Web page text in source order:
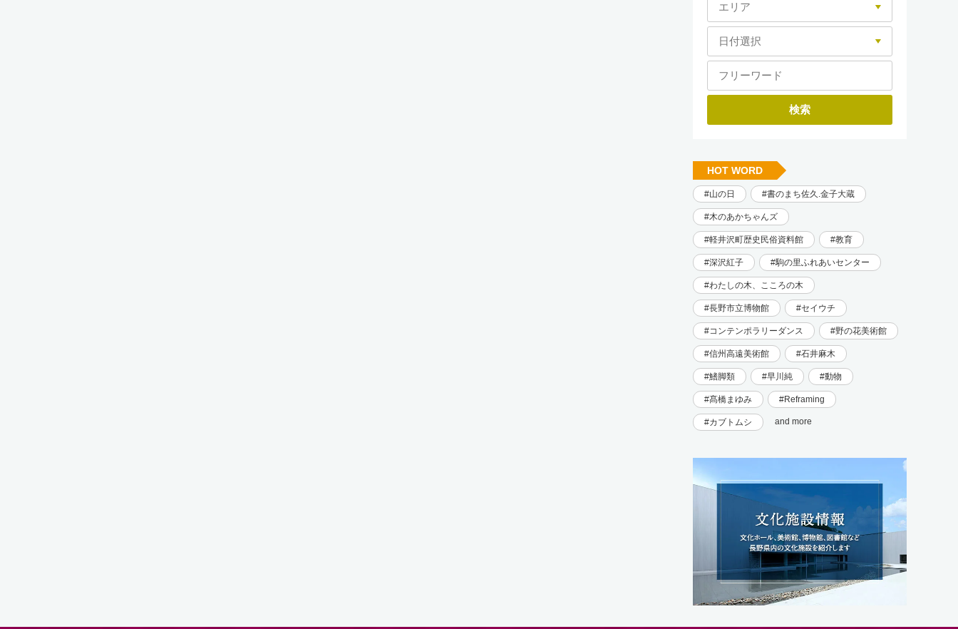
HOT WORD
山の日 書のまち佐久.金子大蔵
木のあかちゃんズ
軽井沢町歴史民俗資料館 教育
深沢紅子 駒の里ふれあいセンター
わたしの木、こころの木
長野市立博物館 セイウチ
コンテンポラリーダンス 野の花美術館
信州高遠美術館 石井麻木
鰭脚類 早川純 動物
髙橋まゆみ Reframing
カブトムシ and more